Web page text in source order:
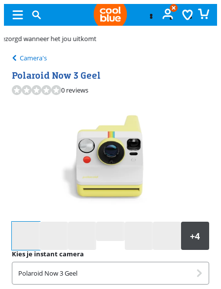
Camera's
Polaroid Now 3 Geel
0 reviews
Kies je instant camera
Polaroid Now 3 Geel